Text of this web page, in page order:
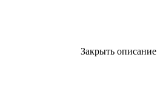
Закрыть описание